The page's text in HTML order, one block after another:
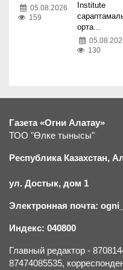
05.08.2026
159
Institute
орта...
130
Газета «Огни Алатау»
ТОО "Өлке тынысы"
Республика Казахстан,
ул. Достык, дом 1
Электронная почта:
Индекс: 040800
Главный редактор -
87474085535,